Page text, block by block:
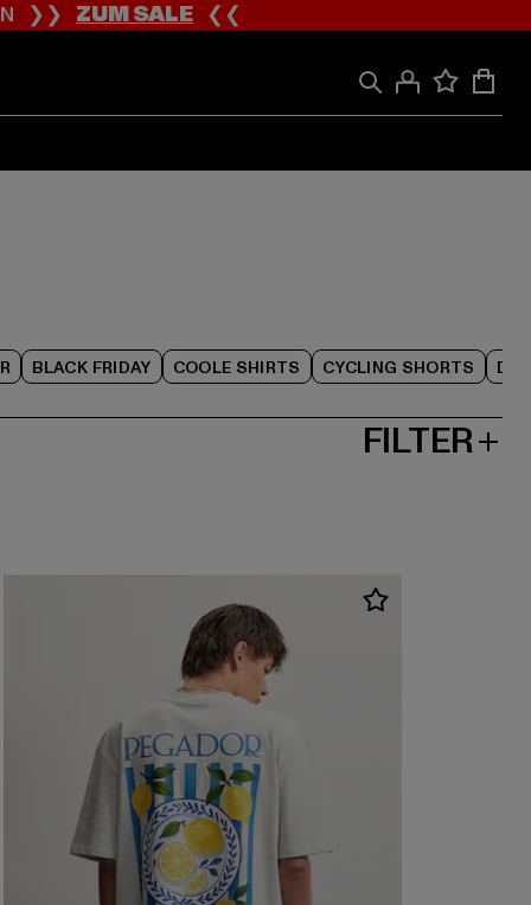
❯❯ZUM SALE❮❮
BLACK FRIDAY COOLE SHIRTS CYCLING SHORTS
FILTER